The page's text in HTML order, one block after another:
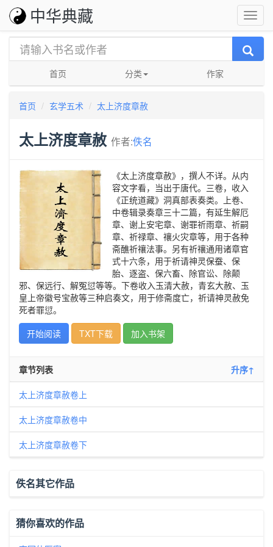
中华典藏
首页 分类 作家
首页 玄学五术 太上济度章赦
太上济度章赦 作者:佚名
《太上济度章赦》，撰人不详。从内
容文字看，当出于唐代。三卷，收入
《正统道藏》洞真部表奏类。上卷、
中卷辑录奏章三十二篇，有延生解厄
章、谢上安宅章、谢罪祈雨章、祈嗣
章、祈禄章、禳火灾章等，用于各种
斋醮祈禳法事。另有祈禳通用诸章官
式十六条，用于祈请神灵保蚕、保
胎、逐盗、保六畜、除官讼、除颠
邪、保远行、解冤愆等等。下卷收入玉清大赦，青玄大赦、玉
皇上帝徽号宝赦等三种启奏文，用于修斋度亡，祈请神灵赦免
死者罪愆。
开始阅读
TXT下载 加入书架
章节列表 升序↑
太上济度章赦卷上
太上济度章赦卷中
太上济度章赦卷下
佚名其它作品
猜你喜欢的作品